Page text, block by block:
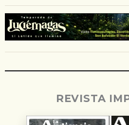
REVISTA